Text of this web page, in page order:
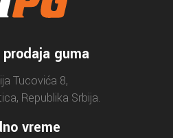
guma
Tucovića 8,
Republika Srbija.
vreme